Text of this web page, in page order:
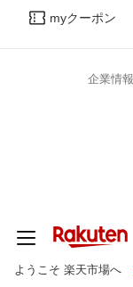
myクーポン
企業情報
ようこそ 楽天市場へ